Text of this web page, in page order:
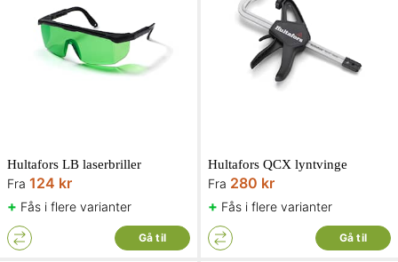
Hultafors LB laserbriller
Fra 124 kr
+ Fås i flere varianter
Gå til
Hultafors QCX lyntvinge
Fra 280 kr
+ Fås i flere varianter
Gå til